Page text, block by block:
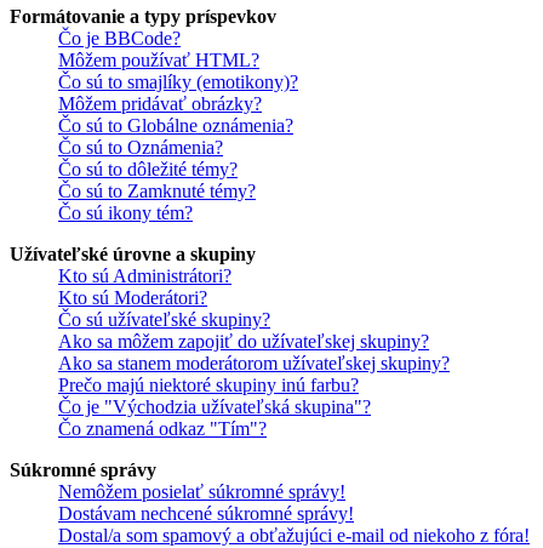
Formátovanie a typy príspevkov
Čo je BBCode?
Môžem používať HTML?
Čo sú to smajlíky (emotikony)?
Môžem pridávať obrázky?
Čo sú to Globálne oznámenia?
Čo sú to Oznámenia?
Čo sú to dôležité témy?
Čo sú to Zamknuté témy?
Čo sú ikony tém?
Užívateľské úrovne a skupiny
Kto sú Administrátori?
Kto sú Moderátori?
Čo sú užívateľské skupiny?
Ako sa môžem zapojiť do užívateľskej skupiny?
Ako sa stanem moderátorom užívateľskej skupiny?
Prečo majú niektoré skupiny inú farbu?
Čo je "Východzia užívateľská skupina"?
Čo znamená odkaz "Tím"?
Súkromné správy
Nemôžem posielať súkromné správy!
Dostávam nechcené súkromné správy!
Dostal/a som spamový a obťažujúci e-mail od niekoho z fóra!